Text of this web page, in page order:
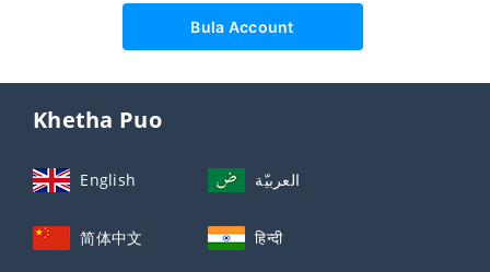
Bula Account
Khetha Puo
English العربيّة
简体中文 हिन्दी